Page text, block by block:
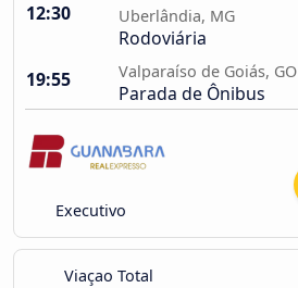
12:30 Uberlândia, MG
Rodoviária
19:55
Valparaíso de Goiás, GO
Parada de Ônibus
Executivo
Viaçao Total